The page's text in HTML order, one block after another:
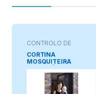
CONTROLO DE
PRAGAS
CORTINA
MOSQUITEIRA
TELESCÓPICA,
ANTRACITE, 4
PAINÉIS, 105-130 x
250 cm